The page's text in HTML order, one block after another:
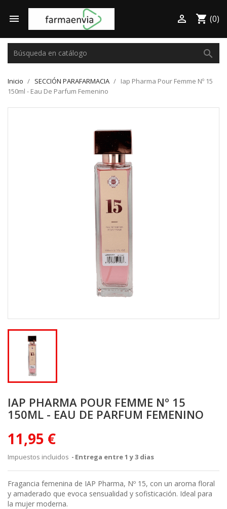
 shopping_cart (0)

search
Inicio SECCIÓN PARAFARMACIA
Iap Pharma Pour Femme Nº 15
150ml - Eau De Parfum Femenino
IAP PHARMA POUR FEMME Nº 15
150ML - EAU DE PARFUM FEMENINO
11,95 €
Impuestos incluidos Entrega entre 1 y 3 dias
Fragancia femenina de IAP Pharma, Nº 15, con un aroma floral
y amaderado que evoca sensualidad y sofisticación. Ideal para
la mujer moderna.